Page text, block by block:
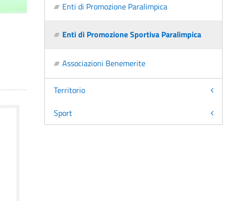
Enti di Promozione Paralimpica
Enti di Promozione Sportiva Paralimpica
Associazioni Benemerite
Territorio
Sport